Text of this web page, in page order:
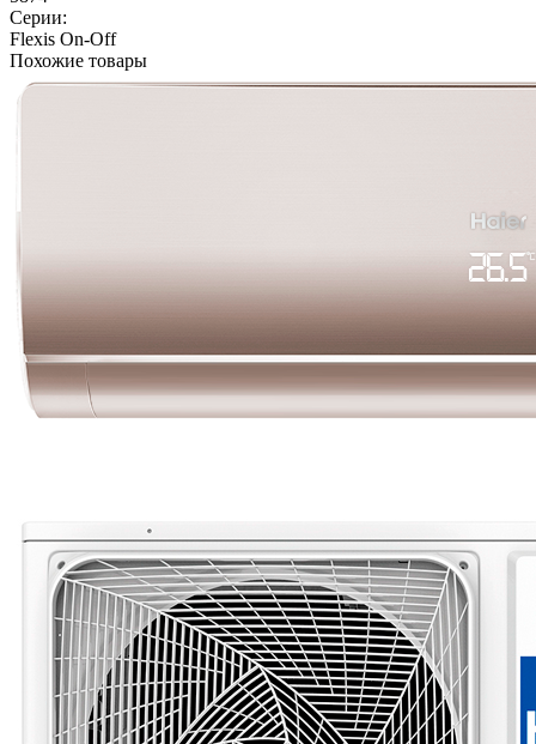
Серии:
Flexis On-Off
Похожие товары